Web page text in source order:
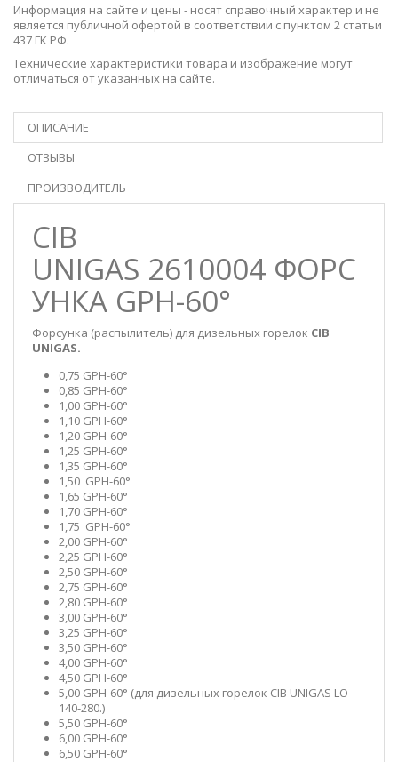
Информация на сайте и цены - носят справочный характер и не
является публичной офертой в соответствии с пунктом 2 статьи
437 ГК РФ.
Технические характеристики товара и изображение могут
отличаться от указанных на сайте.
ОПИСАНИЕ
ОТЗЫВЫ
ПРОИЗВОДИТЕЛЬ
CIB
UNIGAS 2610004 ФОРС
УНКА GPH-60°
Форсунка (распылитель) для дизельных горелок CIB
UNIGAS.
0,75 GPH-60°
0,85 GPH-60°
1,00 GPH-60°
1,10 GPH-60°
1,20 GPH-60°
1,25 GPH-60°
1,35 GPH-60°
1,50 GPH-60°
1,65 GPH-60°
1,70 GPH-60°
1,75 GPH-60°
2,00 GPH-60°
2,25 GPH-60°
2,50 GPH-60°
2,75 GPH-60°
2,80 GPH-60°
3,00 GPH-60°
3,25 GPH-60°
3,50 GPH-60°
4,00 GPH-60°
4,50 GPH-60°
5,00 GPH-60° (для дизельных горелок CIB UNIGAS LO
140-280.)
5,50 GPH-60°
6,00 GPH-60°
6,50 GPH-60°